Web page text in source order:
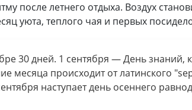
после летнего отдыха. Воздух
уюта, теплого чая и первых
30 дней. 1 сентября — День знаний,
месяца происходит от латинского
наступает день осеннего